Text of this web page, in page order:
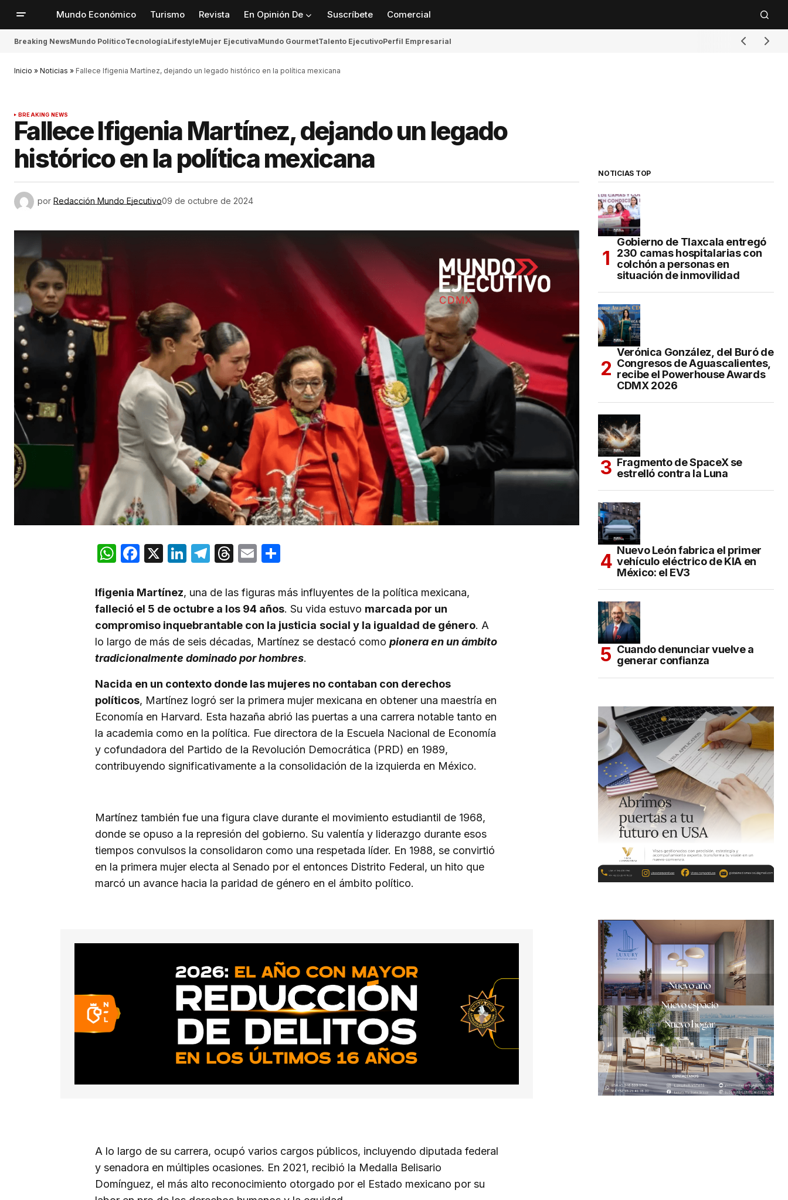
Mundo Económico Turismo Revista En Opinión De Suscríbete Comercial
Breaking NewsMundo PolíticoTecnologíaLifestyleMujer EjecutivaMundo GourmetTalento EjecutivoPerfil Empresarial
Inicio » Noticias » Fallece Ifigenia Martínez, dejando un legado histórico en la política mexicana
BREAKING NEWS
Fallece Ifigenia Martínez, dejando un legado
histórico en la política mexicana
por Redacción Mundo Ejecutivo09 de octubre de 2024
WhatsApp
Facebook
X LinkedIn
Telegram
Threads
Email
Ifigenia Martínez, una de las figuras más influyentes de la política mexicana,
falleció el 5 de octubre a los 94 años. Su vida estuvo marcada por un
compromiso inquebrantable con la justicia social y la igualdad de género. A
lo largo de más de seis décadas, Martínez se destacó como pionera en un ámbito
tradicionalmente dominado por hombres.
Nacida en un contexto donde las mujeres no contaban con derechos
políticos, Martínez logró ser la primera mujer mexicana en obtener una maestría en
Economía en Harvard. Esta hazaña abrió las puertas a una carrera notable tanto en
la academia como en la política. Fue directora de la Escuela Nacional de Economía
y cofundadora del Partido de la Revolución Democrática (PRD) en 1989,
contribuyendo significativamente a la consolidación de la izquierda en México.
Martínez también fue una figura clave durante el movimiento estudiantil de 1968,
donde se opuso a la represión del gobierno. Su valentía y liderazgo durante esos
tiempos convulsos la consolidaron como una respetada líder. En 1988, se convirtió
en la primera mujer electa al Senado por el entonces Distrito Federal, un hito que
marcó un avance hacia la paridad de género en el ámbito político.
A lo largo de su carrera, ocupó varios cargos públicos, incluyendo diputada federal
y senadora en múltiples ocasiones. En 2021, recibió la Medalla Belisario
Domínguez, el más alto reconocimiento otorgado por el Estado mexicano por su
NOTICIAS TOP
Gobierno de Tlaxcala entregó
230 camas hospitalarias con
colchón a personas en
situación de inmovilidad
Verónica González, del Buró de
Congresos de Aguascalientes,
recibe el Powerhouse Awards
CDMX 2026
Fragmento de SpaceX se
estrelló contra la Luna
Nuevo León fabrica el primer
vehículo eléctrico de KIA en
México: el EV3
Cuando denunciar vuelve a
generar confianza